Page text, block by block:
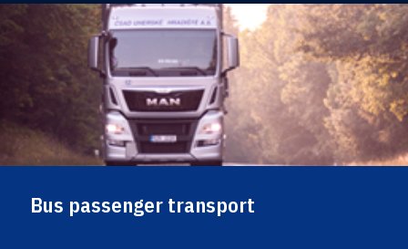
Bus passenger transport